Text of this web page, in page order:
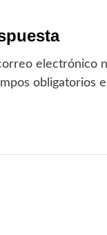
electrónico
obligatorios